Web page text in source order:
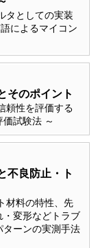
タとしての実装
によるマイコン
そのポイント
頼性を評価する
試験法 ～
不良防止・ト
材料の特性、先
・変形などトラブ
ターンの実測手法